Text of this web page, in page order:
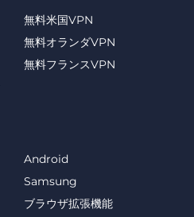
Android
Samsung
ブラウザ拡張機能
無料米国VPN
無料オランダVPN
無料フランスVPN